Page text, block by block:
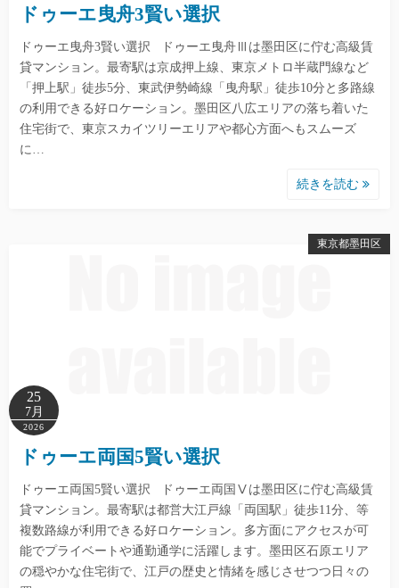
ドゥーエ曳舟3賢い選択
ドゥーエ曳舟3賢い選択 ドゥーエ曳舟Ⅲは墨田区に佇む高級賃
貸マンション。最寄駅は京成押上線、東京メトロ半蔵門線など
「押上駅」徒歩5分、東武伊勢崎線「曳舟駅」徒歩10分と多路線
の利用できる好ロケーション。墨田区八広エリアの落ち着いた
住宅街で、東京スカイツリーエリアや都心方面へもスムーズ
に…
続きを読む
東京都墨田区
25
7月
2026
ドゥーエ両国5賢い選択
ドゥーエ両国5賢い選択 ドゥーエ両国Ⅴは墨田区に佇む高級賃
貸マンション。最寄駅は都営大江戸線「両国駅」徒歩11分、等
複数路線が利用できる好ロケーション。多方面にアクセスが可
能でプライベートや通勤通学に活躍します。墨田区石原エリア
の穏やかな住宅街で、江戸の歴史と情緒を感じさせつつ日々の